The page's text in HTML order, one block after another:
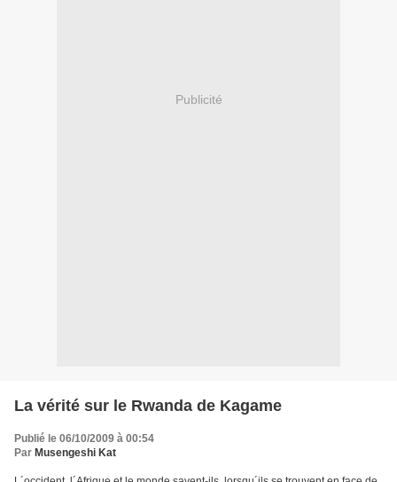
Publicité
La vérité sur le Rwanda de Kagame
Publié le 06/10/2009 à 00:54
Par Musengeshi Kat